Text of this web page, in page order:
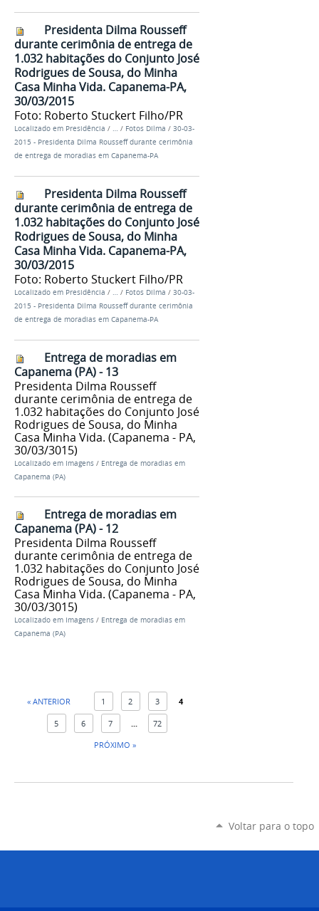
Presidenta Dilma Rousseff
durante cerimônia de entrega de
1.032 habitações do Conjunto José
Rodrigues de Sousa, do Minha
Casa Minha Vida. Capanema-PA,
30/03/2015
Foto: Roberto Stuckert Filho/PR
Localizado em Presidência / … / Fotos Dilma / 30-03-
2015 - Presidenta Dilma Rousseff durante cerimônia
de entrega de moradias em Capanema-PA
Presidenta Dilma Rousseff
durante cerimônia de entrega de
1.032 habitações do Conjunto José
Rodrigues de Sousa, do Minha
Casa Minha Vida. Capanema-PA,
30/03/2015
Foto: Roberto Stuckert Filho/PR
Localizado em Presidência / … / Fotos Dilma / 30-03-
2015 - Presidenta Dilma Rousseff durante cerimônia
de entrega de moradias em Capanema-PA
Entrega de moradias em
Capanema (PA) - 13
Presidenta Dilma Rousseff
durante cerimônia de entrega de
1.032 habitações do Conjunto José
Rodrigues de Sousa, do Minha
Casa Minha Vida. (Capanema - PA,
30/03/3015)
Localizado em Imagens / Entrega de moradias em
Capanema (PA)
Entrega de moradias em
Capanema (PA) - 12
Presidenta Dilma Rousseff
durante cerimônia de entrega de
1.032 habitações do Conjunto José
Rodrigues de Sousa, do Minha
Casa Minha Vida. (Capanema - PA,
30/03/3015)
Localizado em Imagens / Entrega de moradias em
Capanema (PA)
« ANTERIOR 1 2 3 4
5 6 7 ...
72
PRÓXIMO »
Voltar para o topo